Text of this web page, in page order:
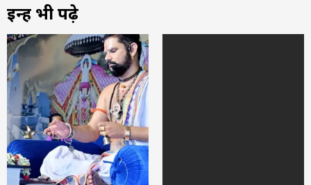
इन्हें भी पढ़े